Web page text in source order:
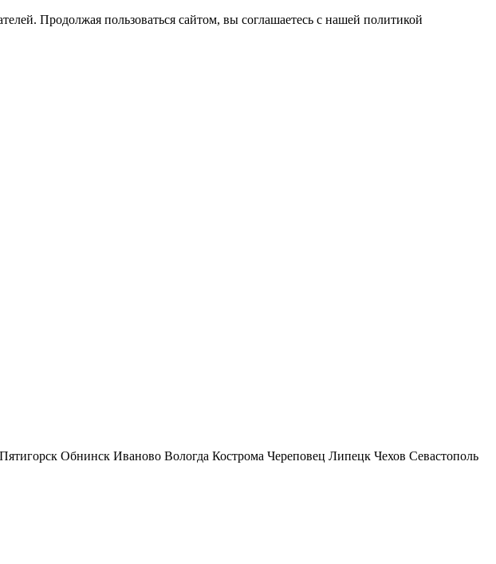
Продолжая пользоваться сайтом, вы соглашаетесь с нашей политикой
Пятигорск Обнинск Иваново Вологда Кострома Череповец Липецк Чехов Севастополь